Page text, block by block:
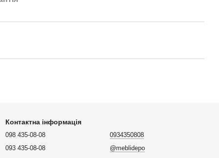
Контактна інформація
098 435-08-08
093 435-08-08
0934350808
@meblidepo